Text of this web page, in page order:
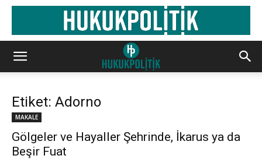
Etiket: Adorno
MAKALE
Gölgeler ve Hayaller Şehrinde, İkarus ya da
Beşir Fuat